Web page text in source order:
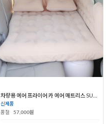
신제품
품절
57,000원